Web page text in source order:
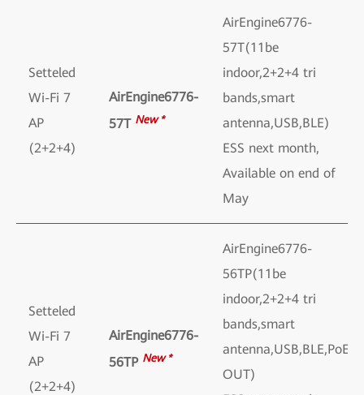
Setteled
Wi-Fi 7
AP
(2+2+4)
AirEngine6776-
57T New *
AirEngine6776-
57T(11be
indoor,2+2+4 tri
bands,smart
antenna,USB,BLE)
ESS next month,
Available on end of
May
Setteled
Wi-Fi 7
AP
(2+2+4)
AirEngine6776-
56TP New *
AirEngine6776-
56TP(11be
indoor,2+2+4 tri
bands,smart
antenna,USB,BLE,PoE
OUT)